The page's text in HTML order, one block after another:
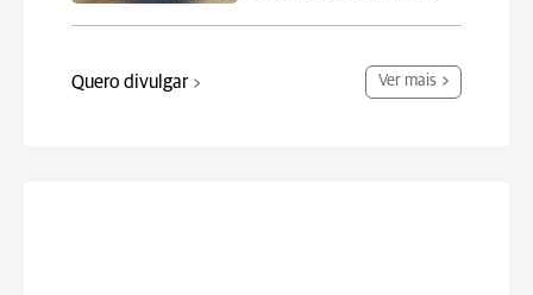
Quero divulgar Ver mais